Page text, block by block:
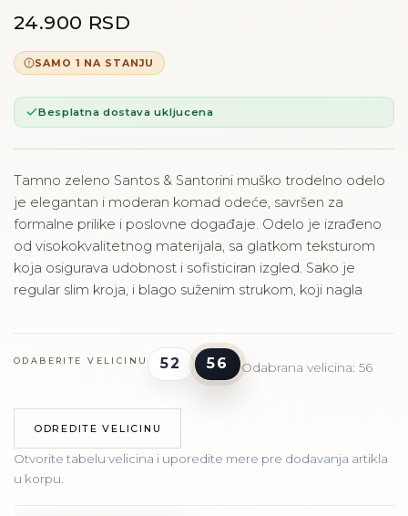
24.900 RSD
SAMO 1 NA STANJU
Besplatna dostava ukljucena
Tamno zeleno Santos & Santorini muško trodelno odelo
je elegantan i moderan komad odeće, savršen za
formalne prilike i poslovne događaje. Odelo je izrađeno
od visokokvalitetnog materijala, sa glatkom teksturom
koja osigurava udobnost i sofisticiran izgled. Sako je
regular slim kroja, i blago suženim strukom, koji nagla
ODABERITE VELICINU 52 56 Odabrana velicina: 56
ODREDITE VELICINU
Otvorite tabelu velicina i uporedite mere pre dodavanja artikla
u korpu.